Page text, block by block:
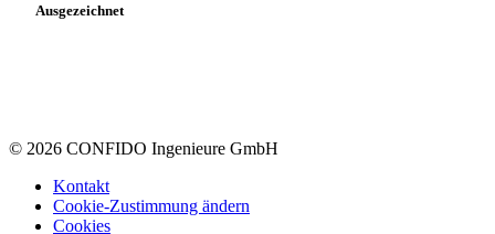
Ausgezeichnet
© 2026 CONFIDO Ingenieure GmbH
Kontakt
Cookie-Zustimmung ändern
Cookies